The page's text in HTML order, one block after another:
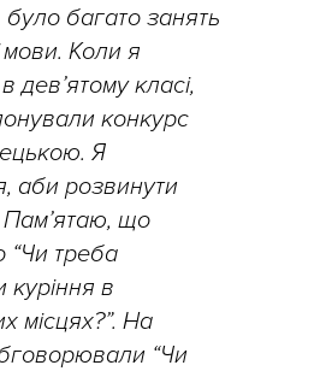
багато занять
мови. Коли я
дев’ятому класі,
конкурс
Я
аби розвинути
що
“Чи треба
куріння в
місцях?”. На
“Чи